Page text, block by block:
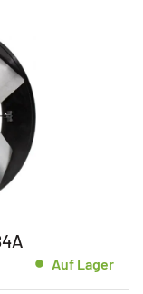
Auf Lager